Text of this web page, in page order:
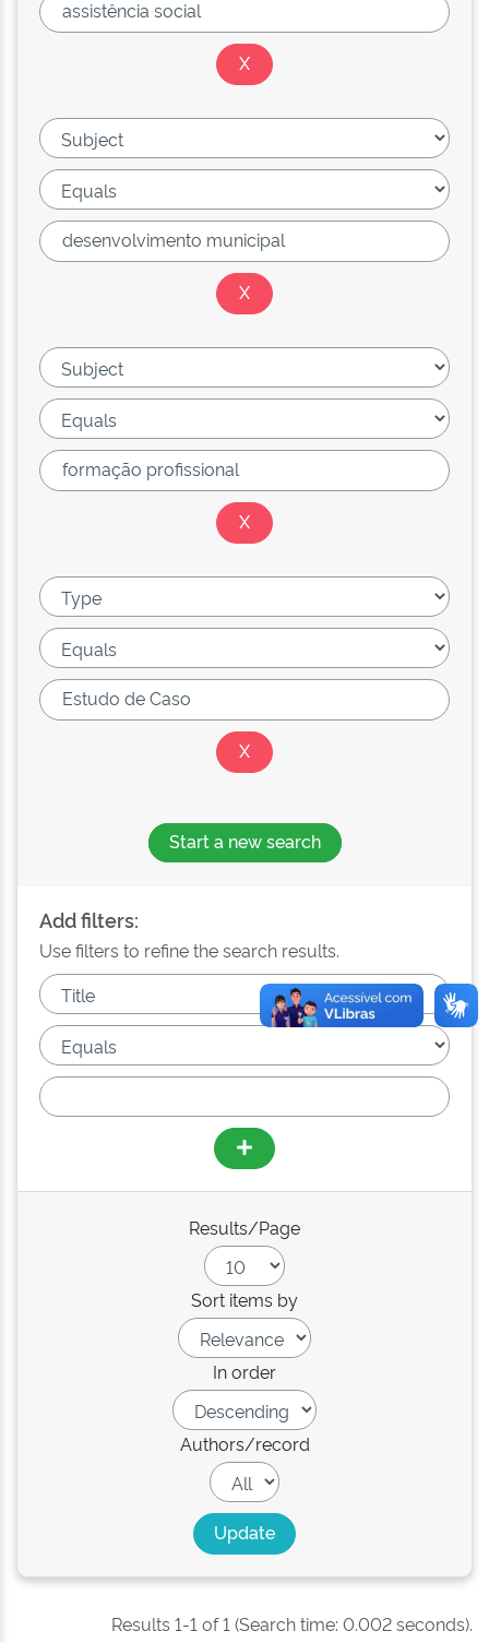
Start a new search
Add filters:
Use filters to refine the search results.
Results/Page
Sort items by
In order
Authors/record
Results 1-1 of 1 (Search time: 0.002 seconds).